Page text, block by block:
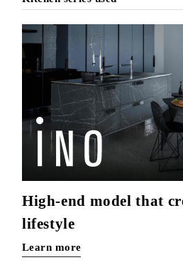
High-end model that
lifestyle
Learn more